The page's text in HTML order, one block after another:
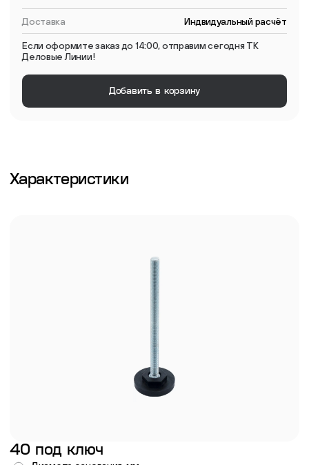
Доставка Индвидуальный расчёт
Если оформите заказ до 14:00, отправим сегодня ТК
Деловые Линии!
Добавить в корзину
Характеристики
40 под ключ